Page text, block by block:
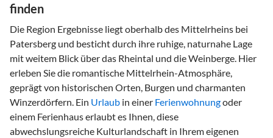
finden
Die Region Ergebnisse liegt oberhalb des Mittelrheins bei
Patersberg und besticht durch ihre ruhige, naturnahe Lage
mit weitem Blick über das Rheintal und die Weinberge. Hier
erleben Sie die romantische Mittelrhein-Atmosphäre,
geprägt von historischen Orten, Burgen und charmanten
Winzerdörfern. Ein Urlaub in einer Ferienwohnungoder
einem Ferienhaus erlaubt es Ihnen, diese
abwechslungsreiche Kulturlandschaft in Ihrem eigenen